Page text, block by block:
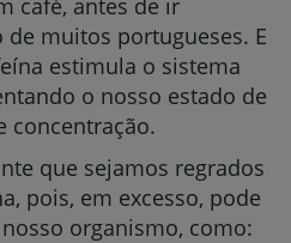
café, antes de ir
muitos portugueses. E
estimula o sistema
o nosso estado de
concentração.
que sejamos regrados
pois, em excesso, pode
organismo, como: